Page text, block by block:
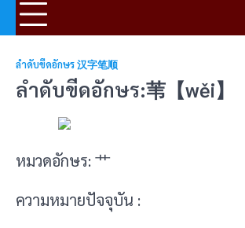
ลำดับขีดอักษร 汉字笔顺
ลำดับขีดอักษร:苇【wěi】
หมวดอักษร: 艹
ความหมายปัจจุบัน :